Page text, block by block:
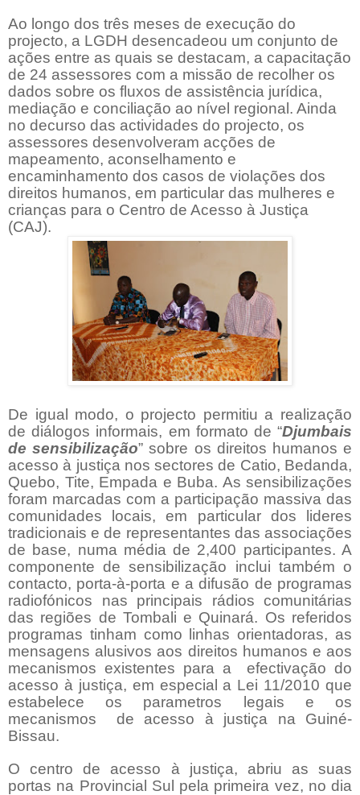
Ao longo dos três meses de execução do
projecto, a LGDH desencadeou um conjunto de
ações entre as quais se destacam, a capacitação
de 24 assessores com a missão de recolher os
dados sobre os fluxos de assistência jurídica,
mediação e conciliação ao nível regional. Ainda
no decurso das actividades do projecto, os
assessores desenvolveram acções de
mapeamento, aconselhamento e
encaminhamento dos casos de violações dos
direitos humanos, em particular das mulheres e
crianças para o Centro de Acesso à Justiça
(CAJ).
De igual modo, o projecto permitiu a realização
de diálogos informais, em formato de “Djumbais
de sensibilização” sobre os direitos humanos e
acesso à justiça nos sectores de Catio, Bedanda,
Quebo, Tite, Empada e Buba. As sensibilizações
foram marcadas com a participação massiva das
comunidades locais, em particular dos lideres
tradicionais e de representantes das associações
de base, numa média de 2,400 participantes. A
componente de sensibilização inclui também o
contacto, porta-à-porta e a difusão de programas
radiofónicos nas principais rádios comunitárias
das regiões de Tombali e Quinará. Os referidos
programas tinham como linhas orientadoras, as
mensagens alusivos aos direitos humanos e aos
mecanismos existentes para a
efectivação do
acesso à justiça, em especial a Lei 11/2010 que
estabelece os parametros legais e os
mecanismos
de acesso à justiça na Guiné-
Bissau.
O centro de acesso à justiça, abriu as suas
portas na Provincial Sul pela primeira vez, no dia